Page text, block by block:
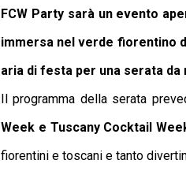
FCW Party sarà un evento
immersa nel verde fiorentino
aria di festa per una serata
Il programma della serata
Week e Tuscany Cocktail
fiorentini e toscani e tanto